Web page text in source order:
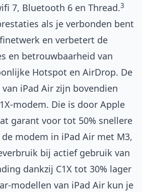
7, Bluetooth 6 en Thread.3
als je verbonden bent
en verbetert de
en betrouwbaarheid van
Hotspot en AirDrop. De
iPad Air zijn bovendien
modem. Die is door Apple
garant voor tot 50% snellere
modem in iPad Air met M3,
bij actief gebruik van
dankzij C1X tot 30% lager
modellen van iPad Air kun je